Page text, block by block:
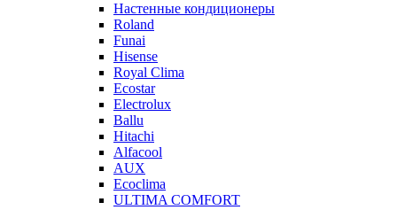
Настенные кондиционеры
Roland
Funai
Hisense
Royal Clima
Ecostar
Electrolux
Ballu
Hitachi
Alfacool
AUX
Ecoclima
ULTIMA COMFORT